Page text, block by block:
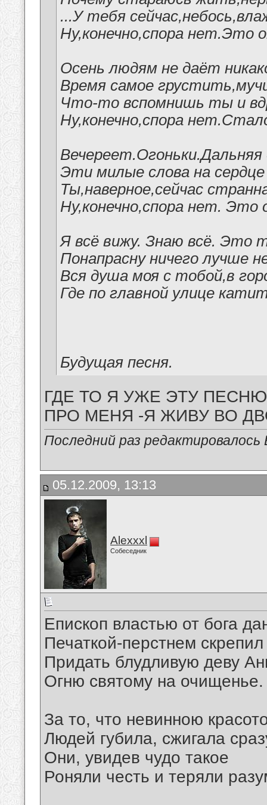
...У тебя
Ну,конечно,спора нет.Это
Осень людям не даёт
Время самое
Что-то вспомнишь ты и
Ну,конечно,спора
Вечереет.Огоньки.Дальняя
Эти милые слова на сердце
Ты,наверное,сейчас
Ну,конечно,спора нет.
Я всё вижу. Знаю всё. Это
Понапрасну ничего лучше
Вся душа моя с тобой,в
Где по главной улице
Будущая песня.
ГДЕ ТО Я УЖЕ ЭТУ
ПРО МЕНЯ -Я ЖИВУ ВО
Последний раз
05.12.2009, 13:13
Alexxxl
Собеседник
Епископ властью от бога
Печаткой-перстнем
Придать блудливую деву
Огню святому на очищенье.
За то, что невинною
Людей губила, сжигала
Они, увидев чудо такое
Роняли честь и теряли